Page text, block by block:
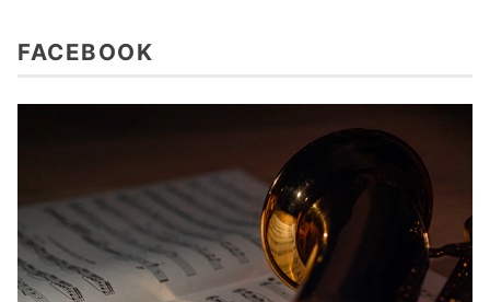
FACEBOOK